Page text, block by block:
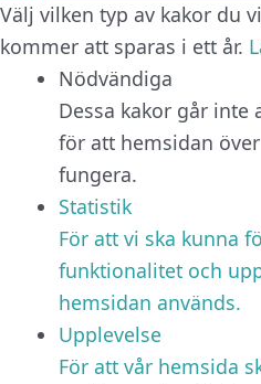
Välj vilken typ av kakor du
kommer att sparas i ett år.
Nödvändiga
Dessa kakor går inte
för att hemsidan
fungera.
Statistik
För att vi ska kunna
funktionalitet och
hemsidan används.
Upplevelse
För att vår hemsida